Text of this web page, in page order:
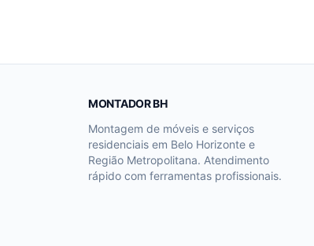
MONTADOR BH
Montagem de móveis e serviços
residenciais em Belo Horizonte e
Região Metropolitana. Atendimento
rápido com ferramentas profissionais.